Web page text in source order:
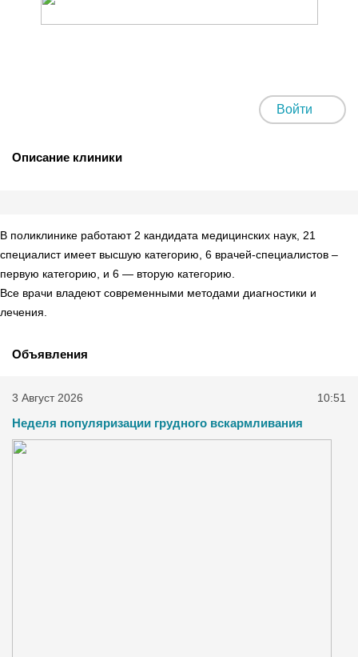
Войти
Описание клиники
В поликлинике работают 2 кандидата медицинских наук, 21
специалист имеет высшую категорию, 6 врачей-специалистов –
первую категорию, и 6 — вторую категорию.
Все врачи владеют современными методами диагностики и
лечения.
Объявления
3 Август 2026 10:51
Неделя популяризации грудного вскармливания